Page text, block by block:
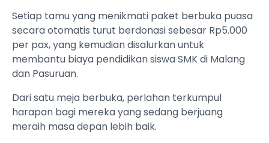
Setiap tamu yang menikmati paket berbuka puasa
secara otomatis turut berdonasi sebesar Rp5.000
per pax, yang kemudian disalurkan untuk
membantu biaya pendidikan siswa SMK di Malang
dan Pasuruan.
Dari satu meja berbuka, perlahan terkumpul
harapan bagi mereka yang sedang berjuang
meraih masa depan lebih baik.